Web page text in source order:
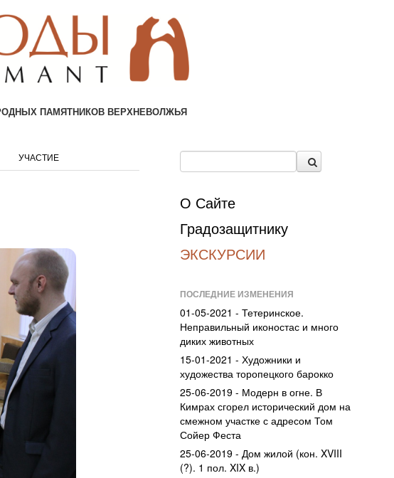
ПАМЯТНИКОВ ВЕРХНЕВОЛЖЬЯ
УЧАСТИЕ
О Сайте
Градозащитнику
ЭКСКУРСИИ
ПОСЛЕДНИЕ ИЗМЕНЕНИЯ
01-05-2021 - Тетеринское.
Неправильный иконостас и много
диких животных
15-01-2021 - Художники и
художества торопецкого барокко
25-06-2019 - Модерн в огне. В
Кимрах сгорел исторический дом на
смежном участке с адресом Том
Сойер Феста
25-06-2019 - Дом жилой (кон. XVIII
(?). 1 пол. XIX в.)